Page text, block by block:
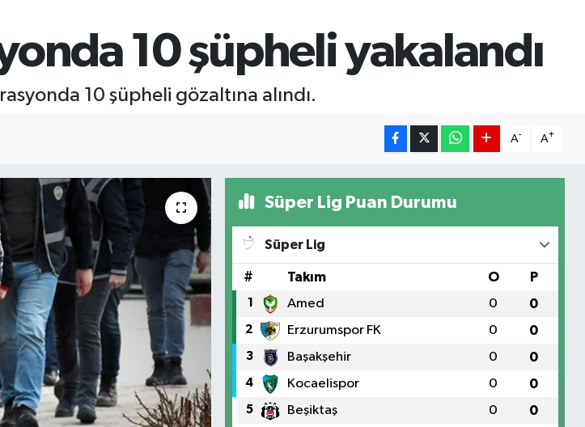
10 şüpheli yakalandı
10 şüpheli gözaltına alındı.
A- A+
Süper Lig Puan Durumu
Süper Lig
# Takım O P
1 Amed 0 0
2 Erzurumspor FK 0 0
3 Başakşehir 0 0
4 Kocaelispor 0 0
5 Beşiktaş 0 0